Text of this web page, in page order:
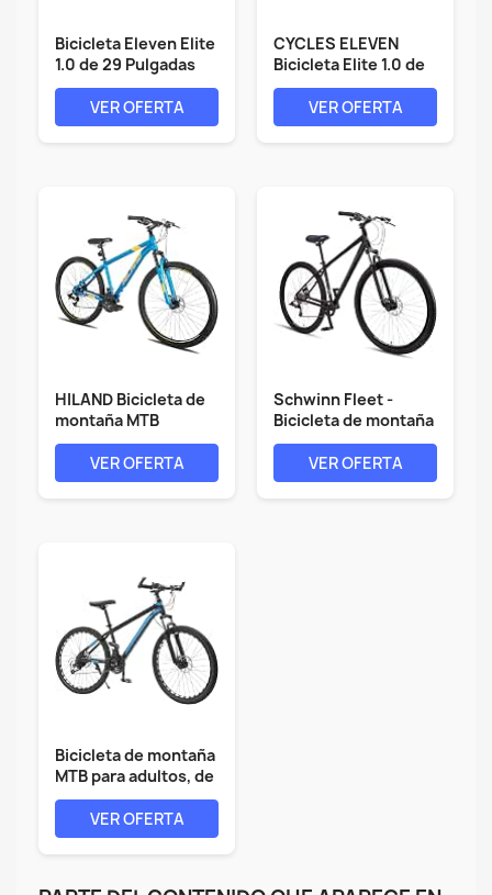
Bicicleta Eleven Elite
1.0 de 29 Pulgadas
2X9 V...
VER OFERTA
CYCLES ELEVEN
Bicicleta Elite 1.0 de
29...
VER OFERTA
HILAND Bicicleta de
montaña MTB
Hardtail con...
VER OFERTA
Schwinn Fleet -
Bicicleta de montaña
para...
VER OFERTA
Bicicleta de montaña
MTB para adultos, de
acero...
VER OFERTA